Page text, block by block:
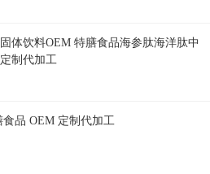
体饮料OEM 特膳食品海参肽海洋肽中
制代加工
食品 OEM 定制代加工